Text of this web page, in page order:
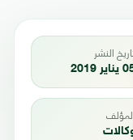
النشر
2019